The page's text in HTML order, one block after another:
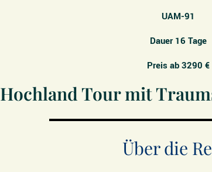
UAM-91
Dauer 16 Tage
Preis ab 3290 €
Hochland Tour mit
Über die